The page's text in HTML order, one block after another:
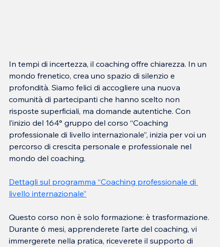
In tempi di incertezza, il coaching offre chiarezza. In un
mondo frenetico, crea uno spazio di silenzio e
profondità. Siamo felici di accogliere una nuova
comunità di partecipanti che hanno scelto non
risposte superficiali, ma domande autentiche. Con
l’inizio del 164° gruppo del corso “Coaching
professionale di livello internazionale”, inizia per voi un
percorso di crescita personale e professionale nel
mondo del coaching.
Dettagli sul programma “Coaching professionale di
livello internazionale”
Questo corso non è solo formazione: è trasformazione.
Durante 6 mesi, apprenderete l’arte del coaching, vi
immergerete nella pratica, riceverete il supporto di